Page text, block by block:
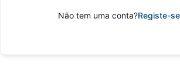
Não tem uma conta?Registe-